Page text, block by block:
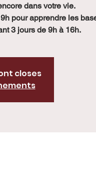
dans votre vie.
pour apprendre les
3 jours de 9h à 16h.
closes